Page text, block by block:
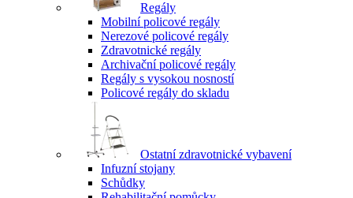
Regály
Mobilní policové regály
Nerezové policové regály
Zdravotnické regály
Archivační policové regály
Regály s vysokou nosností
Policové regály do skladu
Ostatní zdravotnické vybavení
Infuzní stojany
Schůdky